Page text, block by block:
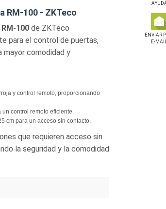
RM-100 - ZKTeco
100 de ZKTeco
para el control de puertas,
mayor comodidad y
y control remoto, proporcionando
control remoto eficiente.
cm para un acceso sin contacto.
que requieren acceso sin
la seguridad y la comodidad
ENVIAR
E-